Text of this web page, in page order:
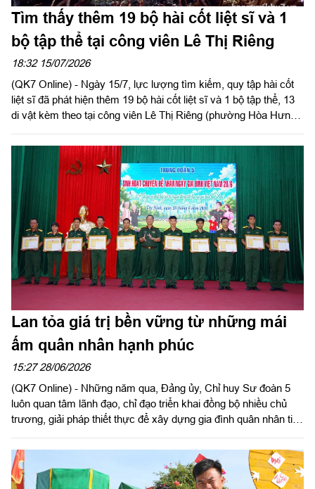
Tìm thấy thêm 19 bộ hài cốt liệt sĩ và 1
bộ tập thể tại công viên Lê Thị Riêng
18:32 15/07/2026
(QK7 Online) - Ngày 15/7, lực lượng tìm kiếm, quy tập hài cốt
liệt sĩ đã phát hiện thêm 19 bộ hài cốt liệt sĩ và 1 bộ tập thể, 13
di vật kèm theo tại công viên Lê Thị Riêng (phường Hòa Hưng,
Lan tỏa giá trị bền vững từ những mái
ấm quân nhân hạnh phúc
15:27 28/06/2026
(QK7 Online) - Những năm qua, Đảng ủy, Chỉ huy Sư đoàn 5
luôn quan tâm lãnh đạo, chỉ đạo triển khai đồng bộ nhiều chủ
trương, giải pháp thiết thực để xây dựng gia đình quân nhân tiêu
những việc làm cụ thể, những mô hình sáng tạo và cách làm
hiệu quả, nhiều mái ấm quân nhân đã thực sự trở thành những
“điểm sáng” văn hóa, góp phần lan tỏa những giá trị tốt đẹp, tạo